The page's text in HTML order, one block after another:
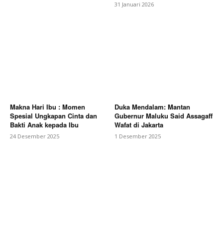
31 Januari 2026
Makna Hari Ibu : Momen
Spesial Ungkapan Cinta dan
Bakti Anak kepada Ibu
24 Desember 2025
Duka Mendalam: Mantan
Gubernur Maluku Said Assagaff
Wafat di Jakarta
1 Desember 2025